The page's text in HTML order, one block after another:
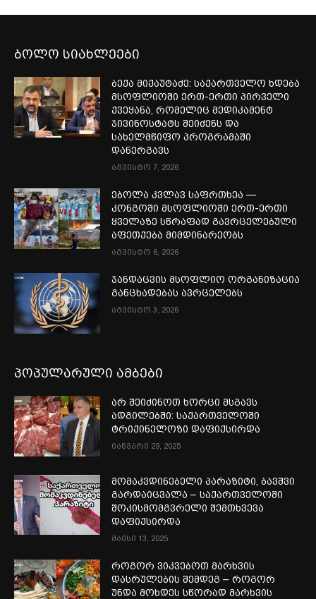
ბოლო სიახლეები
ბექა მიქაუტაძე: საქართველო ხდება
მსოფლიოში ერთ-ერთი პირველი
ქვეყანა, რომელიც მედიკამენტ
ჯივინოსტატს შეიძენს და
სახელმწიფო პროგრამაში
დანერგავს
აგვისტო 7, 2026
ებოლა კვლავ საფრთხეა —
კონგოში მსოფლიოში ერთ-ერთი
ყველაზე სწრაფად გავრცელებული
აფეთქება მიმდინარეობს
აგვისტო 6, 2026
ჯანდაცვის მსოფლიო ორგანიზაცია
განცხადებას ავრცელებს
აგვისტო 3, 2026
პოპულარული ამბები
არ შეიძინოთ ხორცი მსგავს
ადგილებში: საქართველოში
ტრიქინელოზი დაფიქსირდა
იანვარი 29, 2025
მომაკვდინებელი პარაზიტი, ბავშვი
გარდაიცვალა – საქართველოში
შოკისმომგვრელი შემთხვევა
დაფიქსირდა
მაისი 13, 2025
როგორ ვიკვებოთ მარხვის
დასრულების შემდეგ – როგორ
უნდა მოხდეს სწორად მარხვის